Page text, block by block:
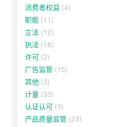
消费者权益 (4)
职能 (11)
立法 (12)
执法 (18)
许可 (2)
广告监管 (15)
其他 (3)
计量 (33)
认证认可 (9)
产品质量监管 (23)